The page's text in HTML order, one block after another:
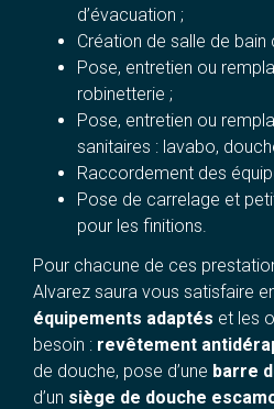
d’évacuation ;
Création de salle de bain
Pose, entretien ou
robinetterie ;
Pose, entretien ou
sanitaires : lavabo,
Raccordement des
Pose de carrelage et
pour les finitions.
Pour chacune de ces
Alvarez saura vous satisfaire
équipements adaptés et les
besoin : revêtement
de douche, pose d’une barre
d’un siège de douche